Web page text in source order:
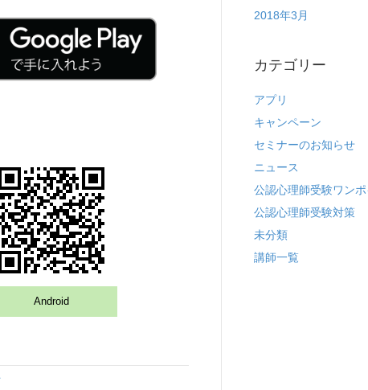
Android
2018年3月
カテゴリー
アプリ
キャンペーン
セミナーのお知らせ
ニュース
公認心理師受験ワン
公認心理師受験対策
未分類
講師一覧